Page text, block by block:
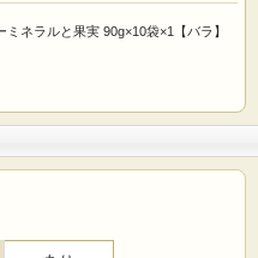
ネラルと果実 90g×10袋×1【バラ】